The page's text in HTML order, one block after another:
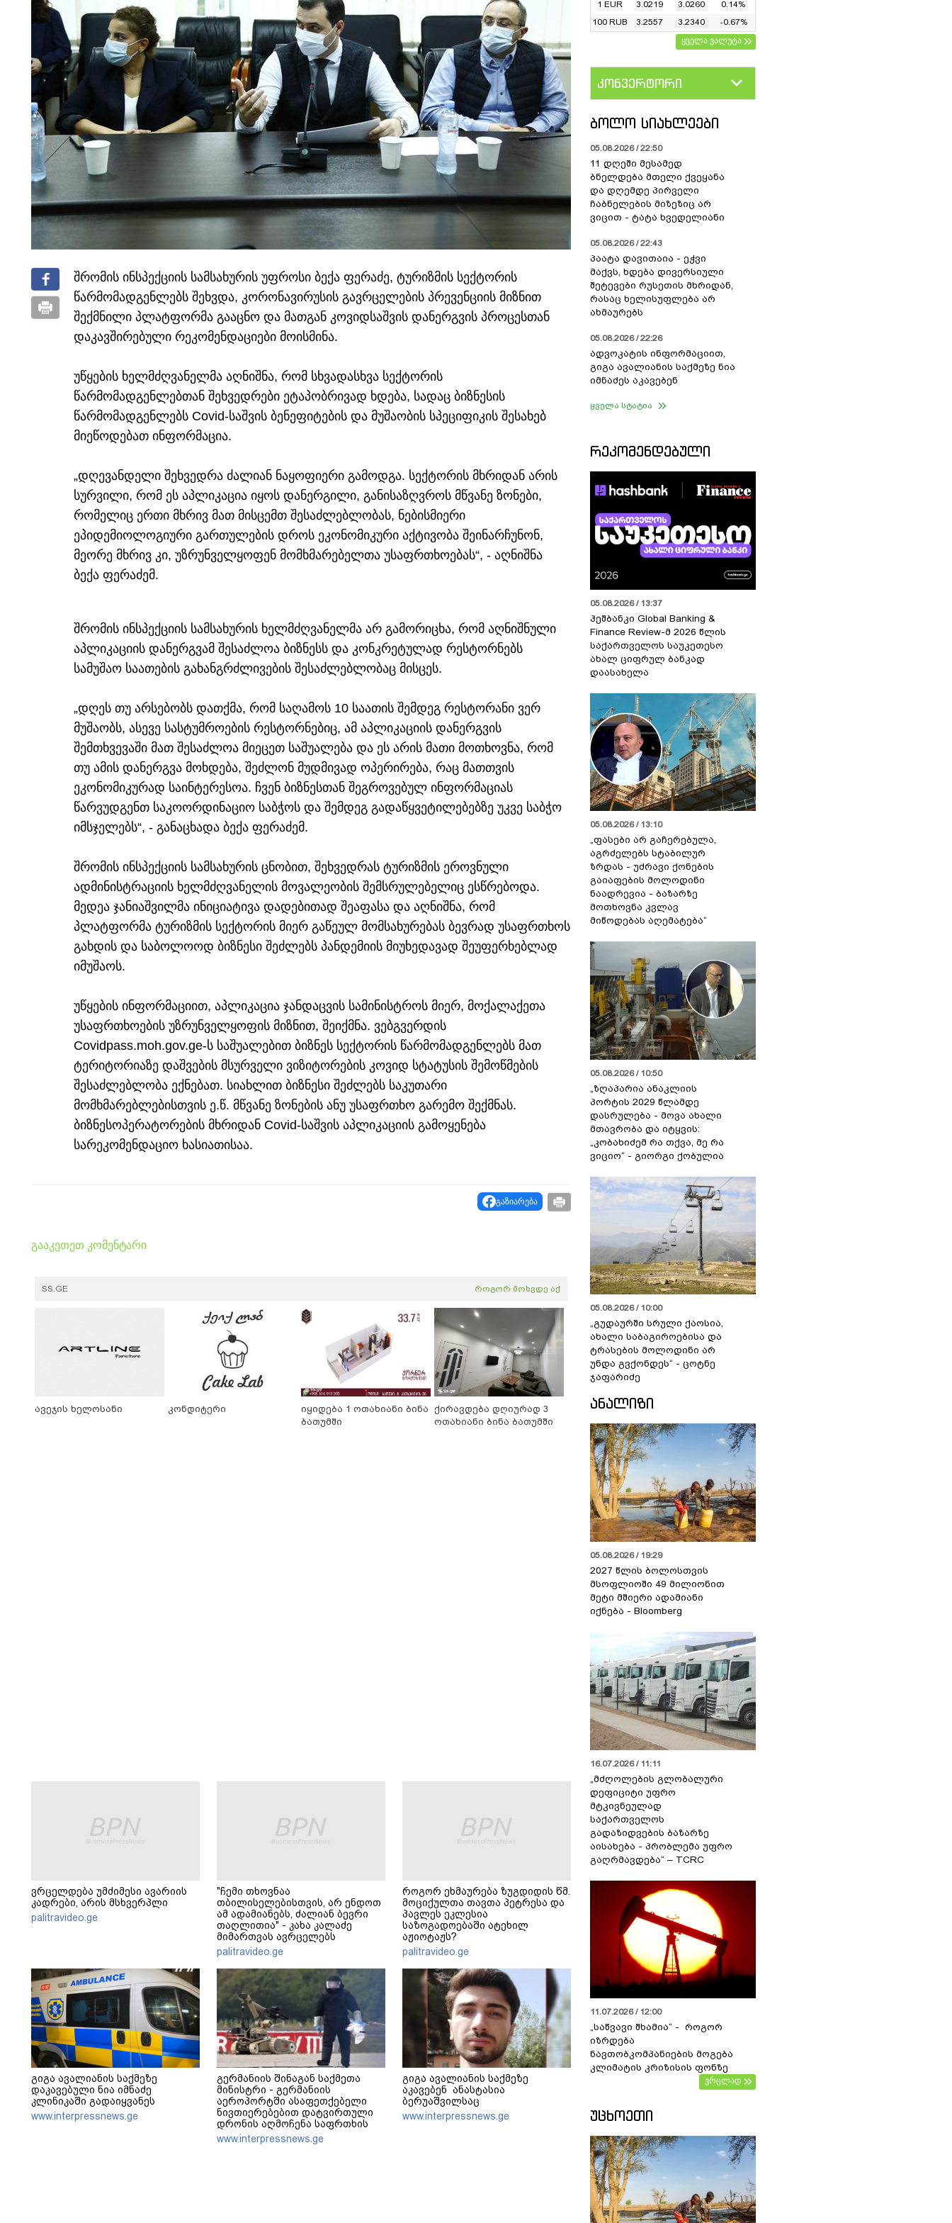
შრომის ინსპექციის სამსახურის უფროსი ბექა ფერაძე, ტურიზმის სექტორის
წარმომადგენლებს შეხვდა, კორონავირუსის გავრცელების პრევენციის მიზნით
შექმნილი პლატფორმა გააცნო და მათგან კოვიდსაშვის დანერგვის პროცესთან
დაკავშირებული რეკომენდაციები მოისმინა.
უწყების ხელმძღვანელმა აღნიშნა, რომ სხვადასხვა სექტორის
წარმომადგენლებთან შეხვედრები ეტაპობრივად ხდება, სადაც ბიზნესის
წარმომადგენლებს Covid-საშვის ბენეფიტების და მუშაობის სპეციფიკის შესახებ
მიეწოდებათ ინფორმაცია.
„დღევანდელი შეხვედრა ძალიან ნაყოფიერი გამოდგა. სექტორის მხრიდან არის
სურვილი, რომ ეს აპლიკაცია იყოს დანერგილი, განისაზღვროს მწვანე ზონები,
რომელიც ერთი მხრივ მათ მისცემთ შესაძლებლობას, ნებისმიერი
ეპიდემიოლოგიური გართულების დროს ეკონომიკური აქტივობა შეინარჩუნონ,
მეორე მხრივ კი, უზრუნველყოფენ მომხმარებელთა უსაფრთხოებას“, - აღნიშნა
ბექა ფერაძემ.
შრომის ინსპექციის სამსახურის ხელმძღვანელმა არ გამორიცხა, რომ აღნიშნული
აპლიკაციის დანერგვამ შესაძლოა ბიზნესს და კონკრეტულად რესტორნებს
სამუშაო საათების გახანგრძლივების შესაძლებლობაც მისცეს.
„დღეს თუ არსებობს დათქმა, რომ საღამოს 10 საათის შემდეგ რესტორანი ვერ
მუშაობს, ასევე სასტუმროების რესტორნებიც, ამ აპლიკაციის დანერგვის
შემთხვევაში მათ შესაძლოა მიეცეთ საშუალება და ეს არის მათი მოთხოვნა, რომ
თუ ამის დანერგვა მოხდება, შეძლონ მუდმივად ოპერირება, რაც მათთვის
ეკონომიკურად საინტერესოა. ჩვენ ბიზნესთან შეგროვებულ ინფორმაციას
წარვუდგენთ საკოორდინაციო საბჭოს და შემდეგ გადაწყვეტილებებზე უკვე საბჭო
იმსჯელებს“, - განაცხადა ბექა ფერაძემ.
შრომის ინსპექციის სამსახურის ცნობით, შეხვედრას ტურიზმის ეროვნული
ადმინისტრაციის ხელმძღვანელის მოვალეობის შემსრულებელიც ესწრებოდა.
მედეა ჯანიაშვილმა ინიციატივა დადებითად შეაფასა და აღნიშნა, რომ
პლატფორმა ტურიზმის სექტორის მიერ გაწეულ მომსახურებას ბევრად უსაფრთხოს
გახდის და საბოლოოდ ბიზნესი შეძლებს პანდემიის მიუხედავად შეუფერხებლად
იმუშაოს.
უწყების ინფორმაციით, აპლიკაცია ჯანდაცვის სამინისტროს მიერ, მოქალაქეთა
უსაფრთხოების უზრუნველყოფის მიზნით, შეიქმნა. ვებგვერდის
Covidpass.moh.gov.ge-ს საშუალებით ბიზნეს სექტორის წარმომადგენლებს მათ
ტერიტორიაზე დაშვების მსურველი ვიზიტორების კოვიდ სტატუსის შემოწმების
შესაძლებლობა ექნებათ. სიახლით ბიზნესი შეძლებს საკუთარი
მომხმარებლებისთვის ე.წ. მწვანე ზონების ანუ უსაფრთხო გარემო შექმნას.
ბიზნესოპერატორების მხრიდან Covid-საშვის აპლიკაციის გამოყენება
სარეკომენდაციო ხასიათისაა.
გაზიარება
გააკეთეთ კომენტარი
SS.GE როგორ მოხვდე აქ
ავეჯის ხელოსანი კონდიტერი
იყიდება 1 ოთახიანი ბინა
ბათუმში
ქირავდება დღიურად 3
ოთახიანი ბინა ბათუმში
ვრცელდება უმძიმესი ავარიის
კადრები, არის მსხვერპლი
palitravideo.ge
"ჩემი თხოვნაა
თბილისელებისთვის, არ ენდოთ
ამ ადამიანებს, ძალიან ბევრი
თაღლითია" - კახა კალაძე
მიმართვას ავრცელებს
palitravideo.ge
როგორ ეხმაურება ზუგდიდის წმ.
მოციქულთა თავთა პეტრესა და
პავლეს ეკლესია
საზოგადოებაში ატეხილ
აჟიოტაჟს?
palitravideo.ge
გიგა ავალიანის საქმეზე
დაკავებული ნია იმნაძე
კლინიკაში გადაიყვანეს
www.interpressnews.ge
გერმანიის შინაგან საქმეთა
მინისტრი - გერმანიის
აეროპორტში ასაფეთქებელი
ნივთიერებებით დატვირთული
დრონის აღმოჩენა საფრთხის
ახალ დონეს აღნიშნავს
www.interpressnews.ge
გიგა ავალიანის საქმეზე
აკავებენ ანასტასია
ბერუაშვილსაც
www.interpressnews.ge
1 EUR
3.0219 3.0260
0.14%
100 RUB
3.2557 3.2340
-0.67%
ყველა ვალუტა
კონვერტორი
ᲑᲝᲚᲝ ᲡᲘᲐᲮᲚᲔᲔᲑᲘ
05.08.2026 / 22:50
11 დღეში მესამედ
ბნელდება მთელი ქვეყანა
და დღემდე პირველი
ჩაბნელების მიზეზიც არ
ვიცით - ტატა ხვედელიანი
05.08.2026 / 22:43
პაატა დავითაია - ეჭვი
მაქვს, ხდება დივერსიული
შეტევები რუსეთის მხრიდან,
რასაც ხელისუფლება არ
ახმაურებს
05.08.2026 / 22:26
ადვოკატის ინფორმაციით,
გიგა ავალიანის საქმეზე ნია
იმნაძეს აკავებენ
ყველა სტატია
ᲠᲔᲙᲝᲛᲔᲜᲓᲔᲑᲣᲚᲘ
05.08.2026 / 13:37
ჰეშბანკი Global Banking &
Finance Review-მ 2026 წლის
საქართველოს საუკეთესო
ახალ ციფრულ ბანკად
დაასახელა
05.08.2026 / 13:10
„ფასები არ გაჩერებულა,
აგრძელებს სტაბილურ
ზრდას - უძრავი ქონების
გაიაფების მოლოდინი
ნაადრევია - ბაზარზე
მოთხოვნა კვლავ
მიწოდებას აღემატება“
05.08.2026 / 10:50
„ზღაპარია ანაკლიის
პორტის 2029 წლამდე
დასრულება - მოვა ახალი
მთავრობა და იტყვის:
„კობახიძემ რა თქვა, მე რა
ვიციო“ - გიორგი ქობულია
05.08.2026 / 10:00
„გუდაურში სრული ქაოსია,
ახალი საბაგიროებისა და
ტრასების მოლოდინი არ
უნდა გვქონდეს“ - ცოტნე
ჯაფარიძე
ᲐᲜᲐᲚᲘᲖᲘ
05.08.2026 / 19:29
2027 წლის ბოლოსთვის
მსოფლიოში 49 მილიონით
მეტი მშიერი ადამიანი
იქნება - Bloomberg
16.07.2026 / 11:11
„მძღოლების გლობალური
დეფიციტი უფრო
მტკივნეულად
საქართველოს
გადაზიდვების ბაზარზე
აისახება - პრობლემა უფრო
გაღრმავდება“ – TCRC
11.07.2026 / 12:00
„საწვავი შხამია“ - როგორ
იზრდება
ნავთობკომპანიების მოგება
კლიმატის კრიზისის ფონზე
ვრცლად
ᲣᲪᲮᲝᲔᲗᲘ